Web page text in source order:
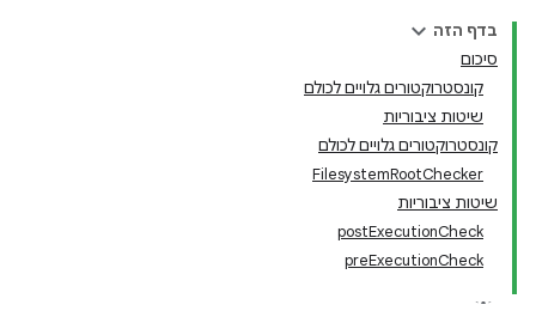
בדף הזה
סיכום
קונסטרוקטורים גלויים לכולם
שיטות ציבוריות
קונסטרוקטורים גלויים לכולם
FilesystemRootChecker
שיטות ציבוריות
postExecutionCheck
preExecutionCheck